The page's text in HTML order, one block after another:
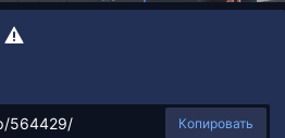
Копировать